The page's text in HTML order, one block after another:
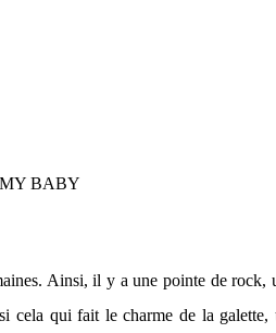
MY BABY
Ainsi, il y a une pointe de
cela qui fait le charme de la